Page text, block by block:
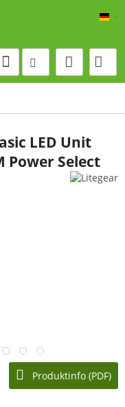
LED Unit
Power Select
Produktinfo (PDF)